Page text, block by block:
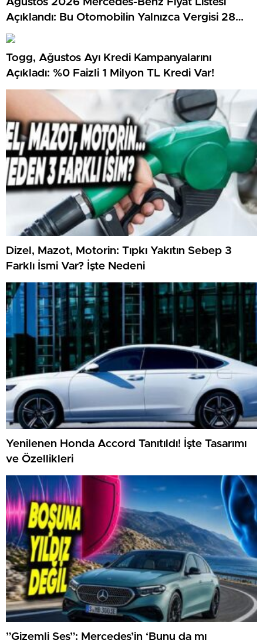
Açıklandı: Bu Otomobilin Yalnızca Vergisi 28
Milyon TL…
Togg, Ağustos Ayı Kredi Kampanyalarını
Açıkladı: %0 Faizli 1 Milyon TL Kredi Var!
Dizel, Mazot, Motorin: Tıpkı Yakıtın Sebep 3
Farklı İsmi Var? İşte Nedeni
Yenilenen Honda Accord Tanıtıldı! İşte Tasarımı
ve Özellikleri
”Gizemli Ses”: Mercedes’in ‘Bunu da mı